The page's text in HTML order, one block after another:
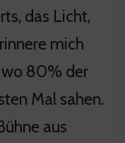
das Licht,
mich
wo 80% der
Mal sahen.
aus